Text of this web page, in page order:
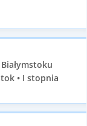
• I stopnia